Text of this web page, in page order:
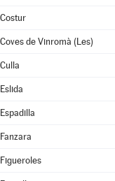
Costur
Coves de Vinromà (Les)
Culla
Eslida
Espadilla
Fanzara
Figueroles